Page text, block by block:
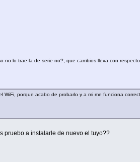
no lo trae la de serie no?, que cambios lleva con
porque acabo de probarlo y a mi me funciona
pruebo a instalarle de nuevo el tuyo??